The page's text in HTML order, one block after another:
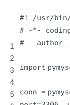
1
2
3
4
5
#! /usr/bin/
# -*-
#
import
conn =